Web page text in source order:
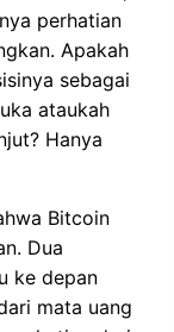
perhatian
Apakah
sebagai
ataukah
Hanya
Bitcoin
Dua
ke depan
mata uang